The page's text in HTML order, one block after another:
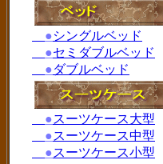
●シングルベッド
●セミダブルベッド
●ダブルベッド
●スーツケース大型
●スーツケース中型
●スーツケース小型